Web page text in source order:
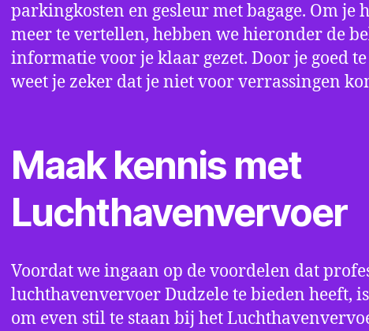
parkingkosten en gesleur met bagage. Om je
meer te vertellen, hebben we hieronder de
informatie voor je klaar gezet. Door je goed
weet je zeker dat je niet voor verrassingen
Maak kennis met
Luchthavenvervoer
Voordat we ingaan op de voordelen dat
luchthavenvervoer Dudzele te bieden heeft,
om even stil te staan bij het